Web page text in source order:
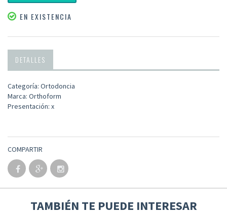
EN EXISTENCIA
DETALLES
Categoría: Ortodoncia
Marca: Orthoform
Presentación: x
COMPARTIR
TAMBIÉN TE PUEDE INTERESAR